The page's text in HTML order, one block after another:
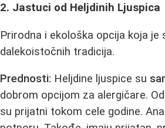
2. Jastuci od Heljdinih Ljuspica
Prirodna i ekološka opcija koja
dalekoistočnih tradicija.
Prednosti: Heljdine ljuspice su
dobrom opcijom za alergičare.
su prijatni tokom cele godine.